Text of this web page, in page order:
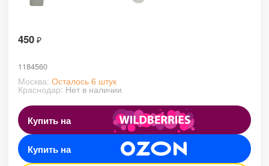
450 ₽
1184560
Москва: Осталось 6 штук
Краснодар: Нет в наличии
Купить на
Купить на